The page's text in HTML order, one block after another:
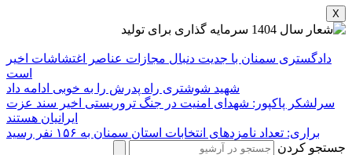
X
دادگستری سمنان با جدیت دنبال مجازات عناصر اغتشاشات اخیر
است
شهید شوشتری راه پدرش را به خوبی ادامه داد
سرلشکر پاکپور: شهدای امنیت در جنگ تروریستی اخیر سند عزت
ایرانیان هستند
براری: تعداد نامزدهای انتخابات استان سمنان به ۱۵۶ نفر رسید
جستجو کردن